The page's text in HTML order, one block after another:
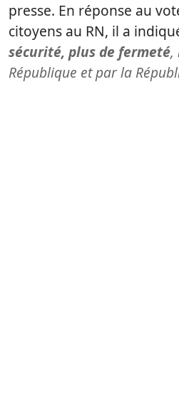
presse. En réponse au
citoyens au RN, il a
sécurité, plus de fermeté,
République et par la